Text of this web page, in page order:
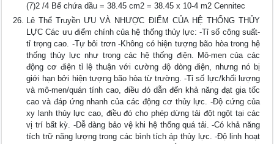
(7)2 /4 Bể chứa dầu = 38.45 cm2 = 38.45 x 10-4 m2 Cennitec
Lê Thể Truyền ƯU VÀ NHƯỢC ĐIỂM CỦA HỆ THỐNG THỦY
LỰC Các ưu điểm chính của hệ thống thủy lực: -Tỉ số công suất-
tỉ trọng cao. -Tự bôi trơn -Không có hiện tượng bão hòa trong hệ
thống thủy lực như trong các hệ thống điện. Mô-men của các
động cơ điện tỉ lệ thuận với cường độ dòng điện, nhưng nó bị
giới hạn bởi hiện tượng bão hòa từ trường. -Tỉ số lực/khối lượng
và mô-men/quán tính cao, điều đó dẫn đến khả năng đạt gia tốc
cao và đáp ứng nhanh của các động cơ thủy lực. -Độ cứng của
xy lanh thủy lực cao, điều đó cho phép dừng tải đột ngột tại các
vị trí bất kỳ. -Dễ dàng bảo vệ khi hệ thống quá tải. -Có khả năng
tích trữ năng lượng trong các bình tích áp thủy lực. -Độ linh hoạt